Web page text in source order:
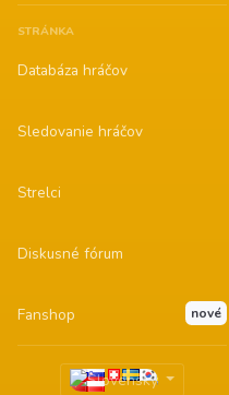
STRÁNKA
Databáza hráčov
Sledovanie hráčov
Strelci
Diskusné fórum
Fanshop nové